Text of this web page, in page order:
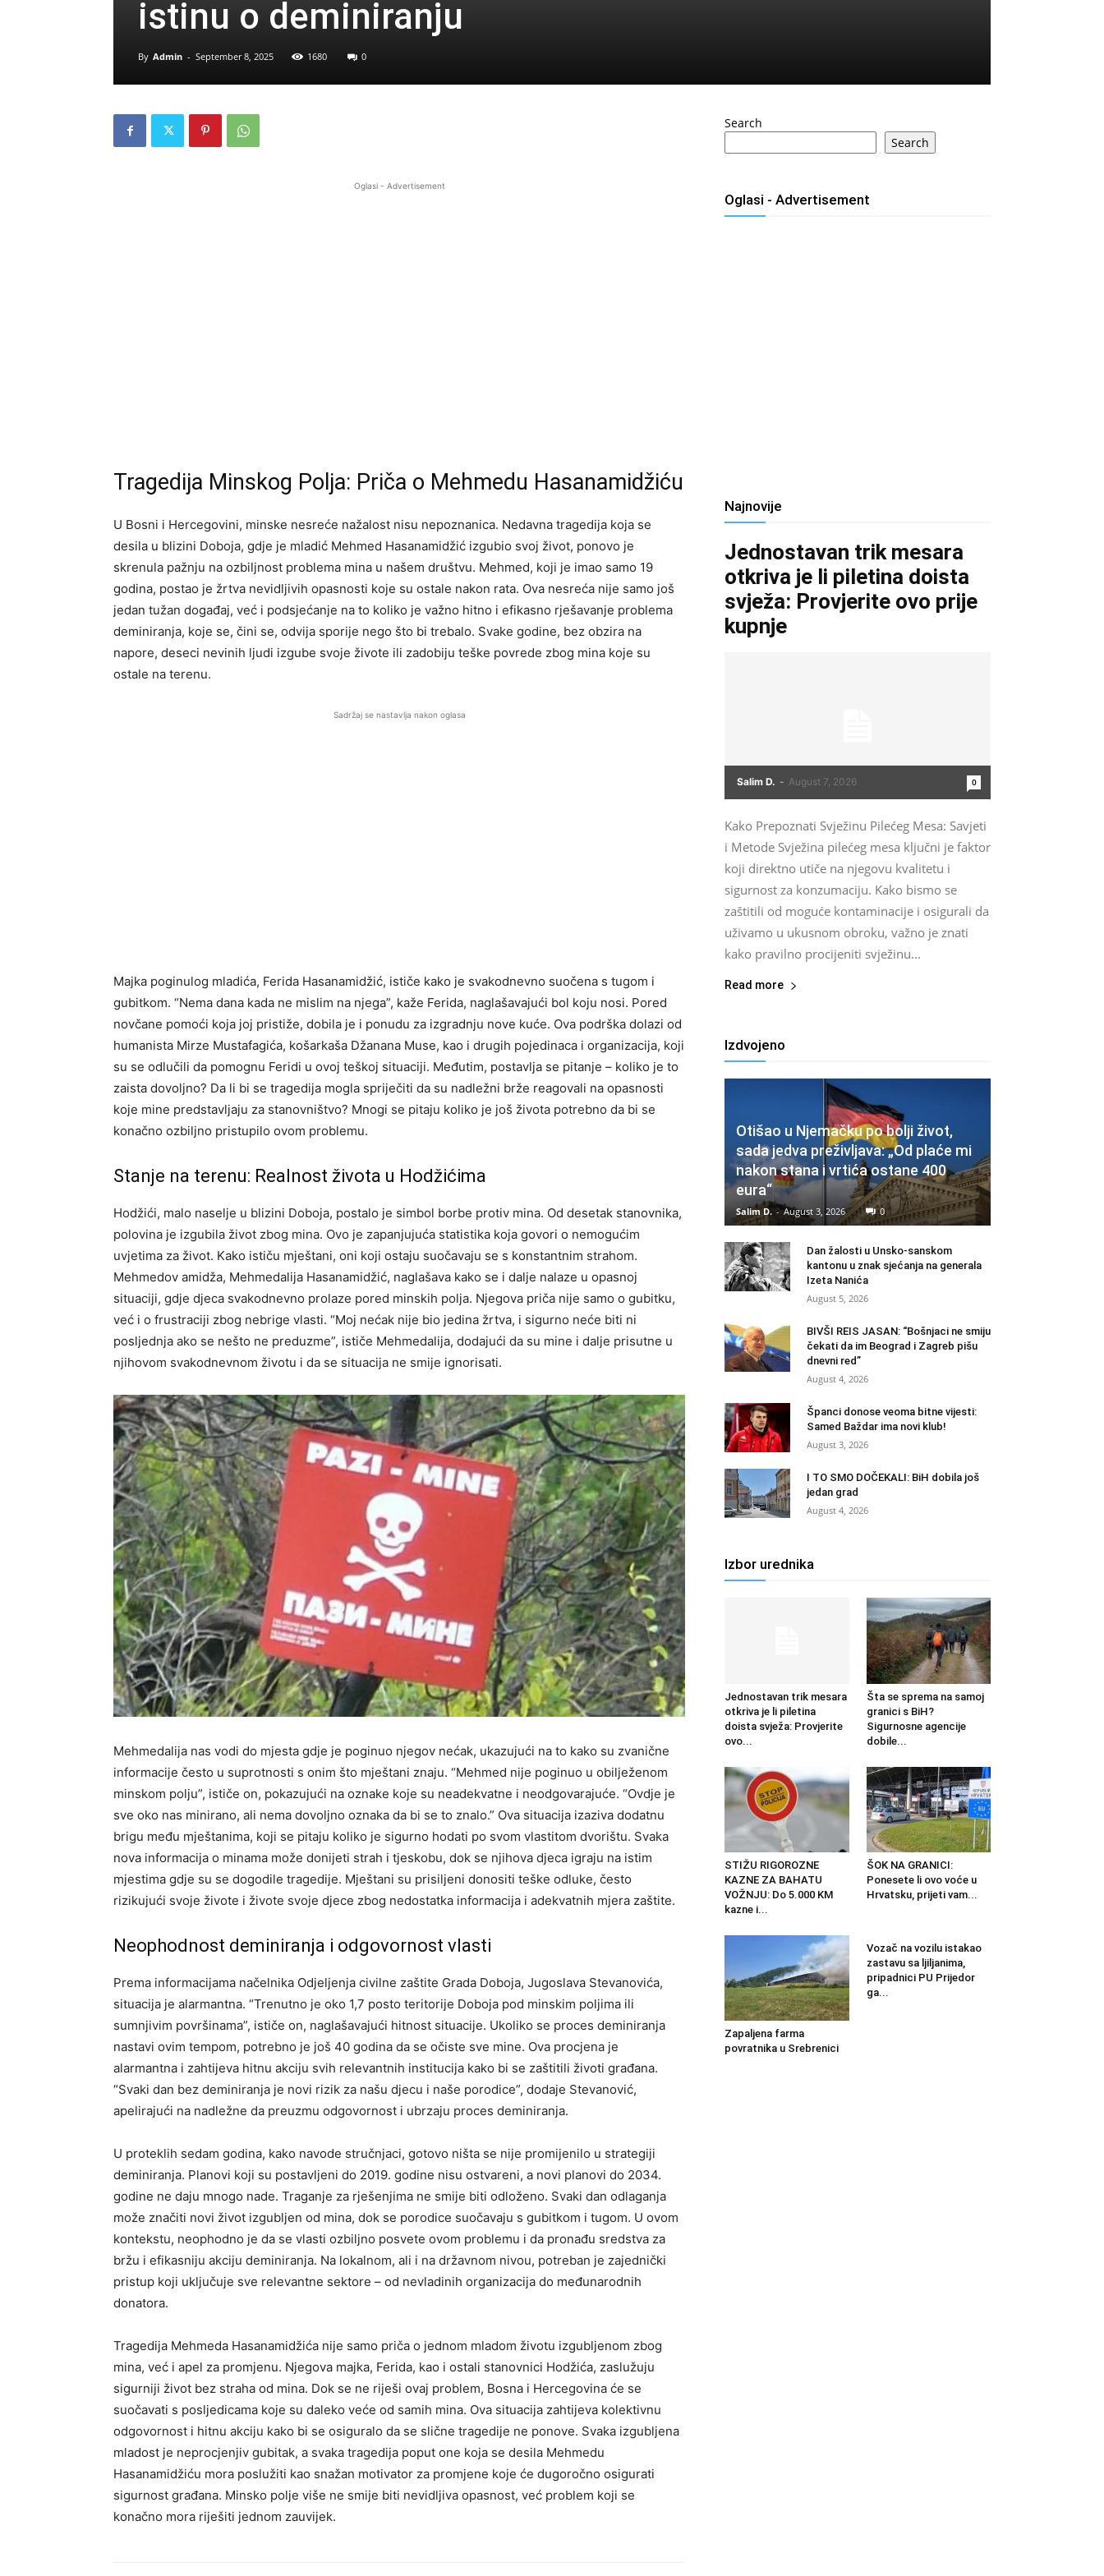
istinu o deminiranju
By Admin - September 8, 2025 1680 0
Oglasi - Advertisement
Tragedija Minskog Polja: Priča o Mehmedu Hasanamidžiću
U Bosni i Hercegovini, minske nesreće nažalost nisu nepoznanica. Nedavna tragedija koja se
desila u blizini Doboja, gdje je mladić Mehmed Hasanamidžić izgubio svoj život, ponovo je
skrenula pažnju na ozbiljnost problema mina u našem društvu. Mehmed, koji je imao samo 19
godina, postao je žrtva nevidljivih opasnosti koje su ostale nakon rata. Ova nesreća nije samo još
jedan tužan događaj, već i podsjećanje na to koliko je važno hitno i efikasno rješavanje problema
deminiranja, koje se, čini se, odvija sporije nego što bi trebalo. Svake godine, bez obzira na
napore, deseci nevinih ljudi izgube svoje živote ili zadobiju teške povrede zbog mina koje su
ostale na terenu.
Sadržaj se nastavlja nakon oglasa
Majka poginulog mladića, Ferida Hasanamidžić, ističe kako je svakodnevno suočena s tugom i
gubitkom. “Nema dana kada ne mislim na njega”, kaže Ferida, naglašavajući bol koju nosi. Pored
novčane pomoći koja joj pristiže, dobila je i ponudu za izgradnju nove kuće. Ova podrška dolazi od
humanista Mirze Mustafagića, košarkaša Džanana Muse, kao i drugih pojedinaca i organizacija, koji
su se odlučili da pomognu Feridi u ovoj teškoj situaciji. Međutim, postavlja se pitanje – koliko je to
zaista dovoljno? Da li bi se tragedija mogla spriječiti da su nadležni brže reagovali na opasnosti
koje mine predstavljaju za stanovništvo? Mnogi se pitaju koliko je još života potrebno da bi se
konačno ozbiljno pristupilo ovom problemu.
Stanje na terenu: Realnost života u Hodžićima
Hodžići, malo naselje u blizini Doboja, postalo je simbol borbe protiv mina. Od desetak stanovnika,
polovina je izgubila život zbog mina. Ovo je zapanjujuća statistika koja govori o nemogućim
uvjetima za život. Kako ističu mještani, oni koji ostaju suočavaju se s konstantnim strahom.
Mehmedov amidža, Mehmedalija Hasanamidžić, naglašava kako se i dalje nalaze u opasnoj
situaciji, gdje djeca svakodnevno prolaze pored minskih polja. Njegova priča nije samo o gubitku,
već i o frustraciji zbog nebrige vlasti. “Moj nećak nije bio jedina žrtva, i sigurno neće biti ni
posljednja ako se nešto ne preduzme”, ističe Mehmedalija, dodajući da su mine i dalje prisutne u
njihovom svakodnevnom životu i da se situacija ne smije ignorisati.
Mehmedalija nas vodi do mjesta gdje je poginuo njegov nećak, ukazujući na to kako su zvanične
informacije često u suprotnosti s onim što mještani znaju. “Mehmed nije poginuo u obilježenom
minskom polju”, ističe on, pokazujući na oznake koje su neadekvatne i neodgovarajuće. “Ovdje je
sve oko nas minirano, ali nema dovoljno oznaka da bi se to znalo.” Ova situacija izaziva dodatnu
brigu među mještanima, koji se pitaju koliko je sigurno hodati po svom vlastitom dvorištu. Svaka
nova informacija o minama može donijeti strah i tjeskobu, dok se njihova djeca igraju na istim
mjestima gdje su se dogodile tragedije. Mještani su prisiljeni donositi teške odluke, često
rizikujući svoje živote i živote svoje djece zbog nedostatka informacija i adekvatnih mjera zaštite.
Neophodnost deminiranja i odgovornost vlasti
Prema informacijama načelnika Odjeljenja civilne zaštite Grada Doboja, Jugoslava Stevanovića,
situacija je alarmantna. “Trenutno je oko 1,7 posto teritorije Doboja pod minskim poljima ili
sumnjivim površinama”, ističe on, naglašavajući hitnost situacije. Ukoliko se proces deminiranja
nastavi ovim tempom, potrebno je još 40 godina da se očiste sve mine. Ova procjena je
alarmantna i zahtijeva hitnu akciju svih relevantnih institucija kako bi se zaštitili životi građana.
“Svaki dan bez deminiranja je novi rizik za našu djecu i naše porodice”, dodaje Stevanović,
apelirajući na nadležne da preuzmu odgovornost i ubrzaju proces deminiranja.
U proteklih sedam godina, kako navode stručnjaci, gotovo ništa se nije promijenilo u strategiji
deminiranja. Planovi koji su postavljeni do 2019. godine nisu ostvareni, a novi planovi do 2034.
godine ne daju mnogo nade. Traganje za rješenjima ne smije biti odloženo. Svaki dan odlaganja
može značiti novi život izgubljen od mina, dok se porodice suočavaju s gubitkom i tugom. U ovom
kontekstu, neophodno je da se vlasti ozbiljno posvete ovom problemu i da pronađu sredstva za
bržu i efikasniju akciju deminiranja. Na lokalnom, ali i na državnom nivou, potreban je zajednički
pristup koji uključuje sve relevantne sektore – od nevladinih organizacija do međunarodnih
donatora.
Tragedija Mehmeda Hasanamidžića nije samo priča o jednom mladom životu izgubljenom zbog
mina, već i apel za promjenu. Njegova majka, Ferida, kao i ostali stanovnici Hodžića, zaslužuju
sigurniji život bez straha od mina. Dok se ne riješi ovaj problem, Bosna i Hercegovina će se
suočavati s posljedicama koje su daleko veće od samih mina. Ova situacija zahtijeva kolektivnu
odgovornost i hitnu akciju kako bi se osiguralo da se slične tragedije ne ponove. Svaka izgubljena
mladost je neprocjenjiv gubitak, a svaka tragedija poput one koja se desila Mehmedu
Hasanamidžiću mora poslužiti kao snažan motivator za promjene koje će dugoročno osigurati
sigurnost građana. Minsko polje više ne smije biti nevidljiva opasnost, već problem koji se
konačno mora riješiti jednom zauvijek.
Search
Search
Oglasi - Advertisement
Najnovije
Jednostavan trik mesara
otkriva je li piletina doista
svježa: Provjerite ovo prije
kupnje
Salim D. - August 7, 2026 0
Kako Prepoznati Svježinu Pilećeg Mesa: Savjeti
i Metode Svježina pilećeg mesa ključni je faktor
koji direktno utiče na njegovu kvalitetu i
sigurnost za konzumaciju. Kako bismo se
zaštitili od moguće kontaminacije i osigurali da
uživamo u ukusnom obroku, važno je znati
kako pravilno procijeniti svježinu...
Read more
Izdvojeno
Otišao u Njemačku po bolji život,
sada jedva preživljava: „Od plaće mi
nakon stana i vrtića ostane 400
eura“
Salim D. - August 3, 2026 0
Dan žalosti u Unsko-sanskom
kantonu u znak sjećanja na generala
Izeta Nanića
August 5, 2026
BIVŠI REIS JASAN: “Bošnjaci ne smiju
čekati da im Beograd i Zagreb pišu
dnevni red”
August 4, 2026
Španci donose veoma bitne vijesti:
Samed Baždar ima novi klub!
August 3, 2026
I TO SMO DOČEKALI: BiH dobila još
jedan grad
August 4, 2026
Izbor urednika
Jednostavan trik mesara
otkriva je li piletina
doista svježa: Provjerite
ovo...
Šta se sprema na samoj
granici s BiH?
Sigurnosne agencije
dobile...
STIŽU RIGOROZNE
KAZNE ZA BAHATU
VOŽNJU: Do 5.000 KM
kazne i...
ŠOK NA GRANICI:
Ponesete li ovo voće u
Hrvatsku, prijeti vam...
Zapaljena farma
povratnika u Srebrenici
Vozač na vozilu istakao
zastavu sa ljiljanima,
pripadnici PU Prijedor
ga...